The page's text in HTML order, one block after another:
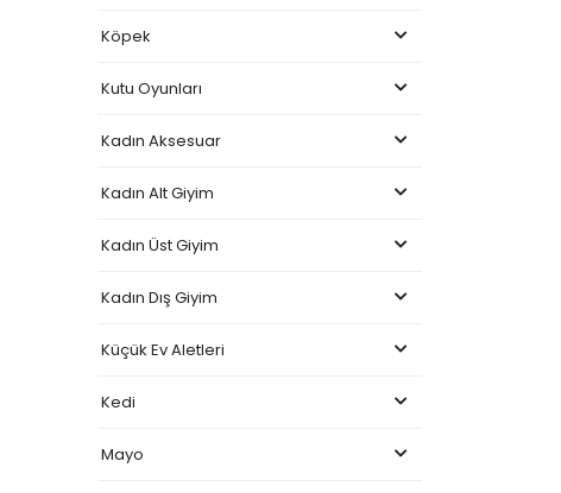
Köpek
Kutu Oyunları
Kadın Aksesuar
Kadın Alt Giyim
Kadın Üst Giyim
Kadın Dış Giyim
Küçük Ev Aletleri
Kedi
Mayo